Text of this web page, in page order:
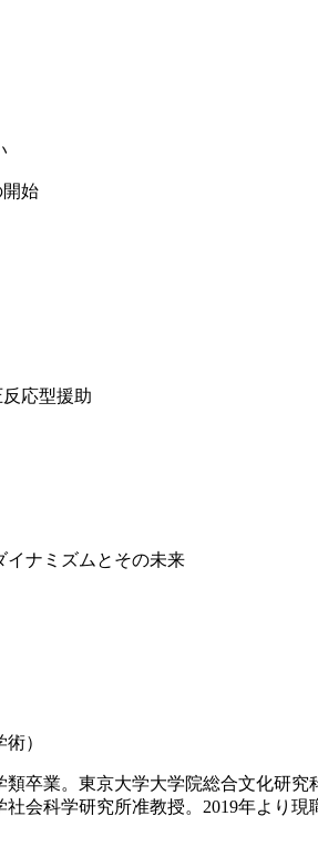
始
応型援助
ナミズムとその未来
）
類卒業。東京大学大学院総合文化研
会科学研究所准教授。2019年より現